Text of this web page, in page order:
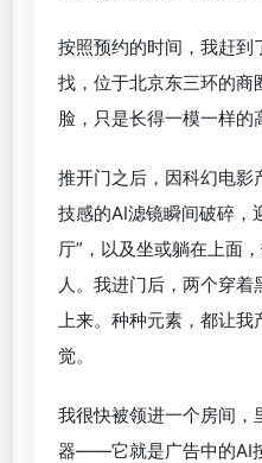
按照预约的时间，我赶到
找，位于北京东三环的商
脸，只是长得一模一样的
推开门之后，因科幻电影
技感的AI滤镜瞬间破碎，
厅”，以及坐或躺在上面
人。我进门后，两个穿着
上来。种种元素，都让
觉。
我很快被领进一个房间，
器——它就是广告中的AI